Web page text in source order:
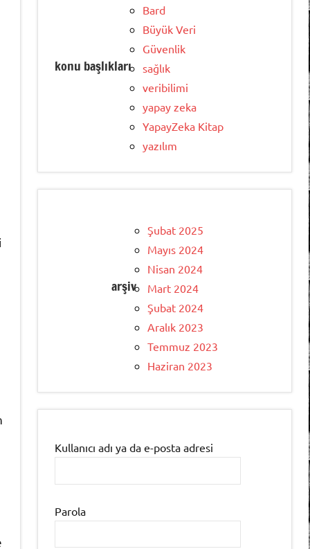
konu başlıkları
Bard
Büyük Veri
Güvenlik
sağlık
veribilimi
yapay zeka
YapayZeka Kitap
yazılım
arşiv
Şubat 2025
Mayıs 2024
Nisan 2024
Mart 2024
Şubat 2024
Aralık 2023
Temmuz 2023
Haziran 2023
Kullanıcı adı ya da e-posta adresi
Parola